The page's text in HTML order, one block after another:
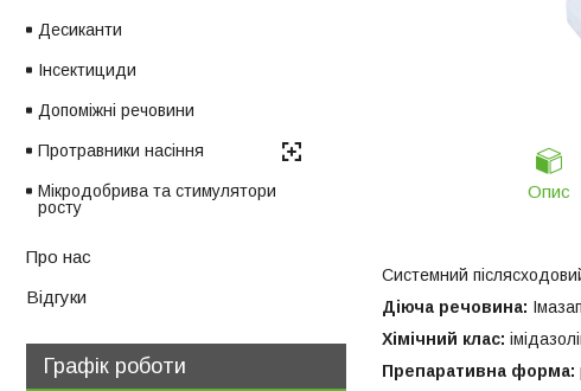
Опис
Системний
Діюча речовина:
Хімічний клас:
Препаративна форма:
Десиканти
Інсектициди
Допоміжні речовини
Протравники насіння
Мікродобрива та стимулятори
росту
Про нас
Відгуки
Графік роботи